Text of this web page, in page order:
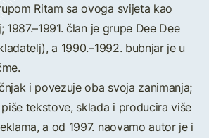
Ritam sa ovoga svijeta kao
član je grupe Dee Dee
a 1990.–1992. bubnjar je u
i povezuje oba svoja zanimanja;
tekstove, sklada i producira više
a od 1997. naovamo autor je i